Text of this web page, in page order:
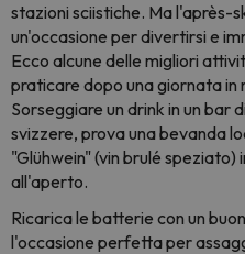
stazioni sciistiche. Ma l'après-
un'occasione per divertirsi e
Ecco alcune delle migliori
praticare dopo una giornata in
Sorseggiare un drink in un bar
svizzere, prova una bevanda
"Glühwein" (vin brulé speziato)
all'aperto.
Ricarica le batterie con un
l'occasione perfetta per